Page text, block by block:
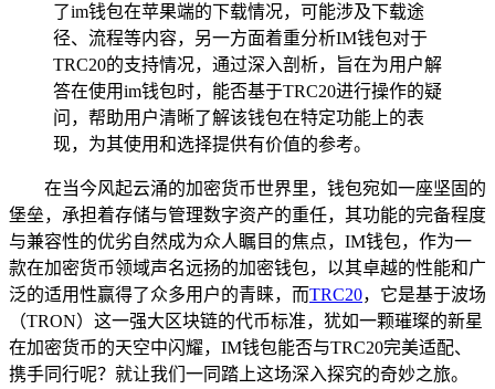
了im钱包在苹果端的下载情况，可能涉及下载途
径、流程等内容，另一方面着重分析IM钱包对于
TRC20的支持情况，通过深入剖析，旨在为用户解
答在使用im钱包时，能否基于TRC20进行操作的疑
问，帮助用户清晰了解该钱包在特定功能上的表
现，为其使用和选择提供有价值的参考。
在当今风起云涌的加密货币世界里，钱包宛如一座坚固的
堡垒，承担着存储与管理数字资产的重任，其功能的完备程度
与兼容性的优劣自然成为众人瞩目的焦点，IM钱包，作为一
款在加密货币领域声名远扬的加密钱包，以其卓越的性能和广
泛的适用性赢得了众多用户的青睐，而TRC20，它是基于波场
（TRON）这一强大区块链的代币标准，犹如一颗璀璨的新星
在加密货币的天空中闪耀，IM钱包能否与TRC20完美适配、
携手同行呢？就让我们一同踏上这场深入探究的奇妙之旅。